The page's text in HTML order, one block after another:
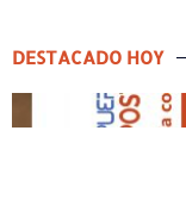
DESTACADO HOY